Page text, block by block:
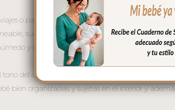
o para maleta de hospital
suave y agradable al tacto. Para el interior
y cuando necesites puedes lavar en
del estampado.
bien organizadas y sujetas en el interior y